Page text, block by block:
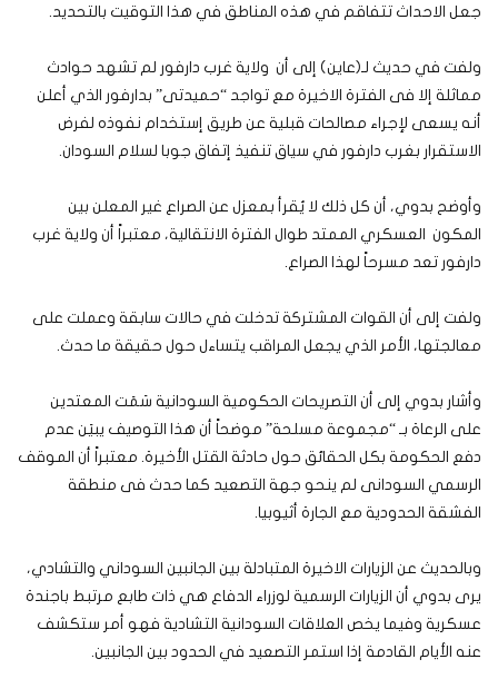
جعل الاحداث تتفاقم في هذه المناطق في هذا التوقيت بالتحديد.
ولفت في حديث لـ(عاين) إلى أن ولاية غرب دارفور لم تشهد حوادث
مماثلة إلا فى الفترة الاخيرة مع تواجد “حميدتى” بدارفور الذي أعلن
أنه يسعى لإجراء مصالحات قبلية عن طريق إستخدام نفوذه لفرض
الاستقرار بغرب دارفور في سياق تنفيذ إتفاق جوبا لسلام السودان.
وأوضح بدوي، أن كل ذلك لا يُقرأ بمعزل عن الصراع غير المعلن بين
المكون العسكري الممتد طوال الفترة الانتقالية، معتبراً أن ولاية غرب
دارفور تعد مسرحاً لهذا الصراع.
ولفت إلى أن القوات المشتركة تدخلت في حالات سابقة وعملت على
معالجتها، الأمر الذي يجعل المراقب يتساءل حول حقيقة ما حدث.
وأشار بدوي إلى أن التصريحات الحكومية السودانية سَمَت المعتدين
على الرعاة بـ “مجموعة مسلحة” موضحاً أن هذا التوصيف يبيَن عدم
دفع الحكومة بكل الحقائق حول حادثة القتل الأخيرة. معتبراً أن الموقف
الرسمي السودانى لم ينحو جهة التصعيد كما حدث فى منطقة
الفشقة الحدودية مع الجارة أثيوبيا.
وبالحديث عن الزيارات الاخيرة المتبادلة بين الجانبين السوداني والتشادي،
يرى بدوي أن الزيارات الرسمية لوزراء الدفاع هي ذات طابع مرتبط باجندة
عسكرية وفيما يخص العلاقات السودانية التشادية فهو أمر ستكشف
عنه الأيام القادمة إذا استمر التصعيد في الحدود بين الجانبين.